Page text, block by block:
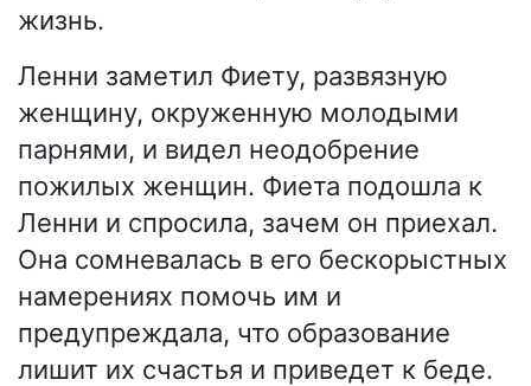
жизнь.
Ленни заметил Фиету, развязную
женщину, окруженную молодыми
парнями, и видел неодобрение
пожилых женщин. Фиета подошла к
Ленни и спросила, зачем он приехал.
Она сомневалась в его бескорыстных
намерениях помочь им и
предупреждала, что образование
лишит их счастья и приведет к беде.